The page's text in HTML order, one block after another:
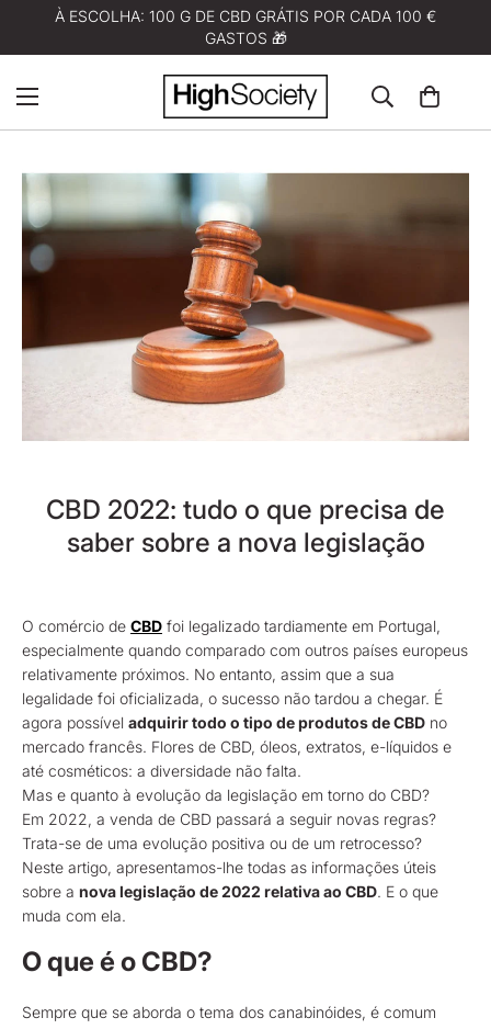
À ESCOLHA: 100 G DE CBD GRÁTIS POR CADA 100 €
GASTOS 🎁
CBD 2022: tudo o que precisa de
saber sobre a nova legislação
O comércio de CBD foi legalizado tardiamente em Portugal,
especialmente quando comparado com outros países europeus
relativamente próximos. No entanto, assim que a sua
legalidade foi oficializada, o sucesso não tardou a chegar. É
agora possível adquirir todo o tipo de produtos de CBD no
mercado francês. Flores de CBD, óleos, extratos, e-líquidos e
até cosméticos: a diversidade não falta.
Mas e quanto à evolução da legislação em torno do CBD?
Em 2022, a venda de CBD passará a seguir novas regras?
Trata-se de uma evolução positiva ou de um retrocesso?
Neste artigo, apresentamos-lhe todas as informações úteis
sobre a nova legislação de 2022 relativa ao CBD. E o que
muda com ela.
O que é o CBD?
Sempre que se aborda o tema dos canabinóides, é comum